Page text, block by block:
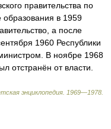
правительства по
в 1959
а после
1960 Республики
В ноябре 1968
отстранён от власти.
энциклопедия 1969—1978